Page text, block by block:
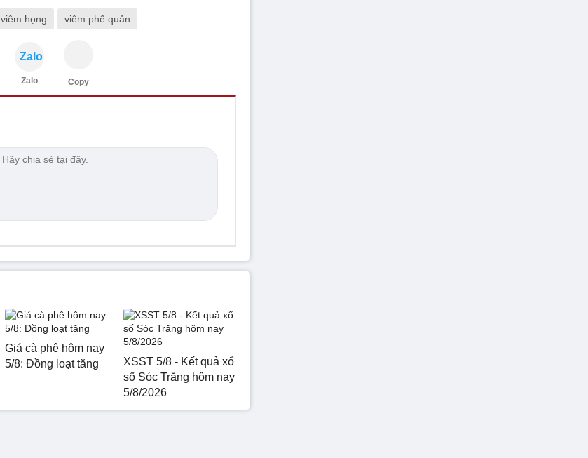
viêm họng viêm phế quản
Zalo
Zalo Copy
Giá cà phê hôm nay
5/8: Đồng loạt tăng
XSST 5/8 - Kết quả xổ
số Sóc Trăng hôm nay
5/8/2026